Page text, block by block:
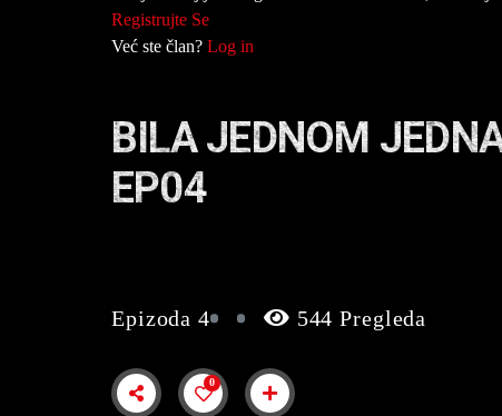
Registrujte Se
Već ste član? Log in
BILA JEDNOM
EP04
Epizoda 4 544 Pregleda
0